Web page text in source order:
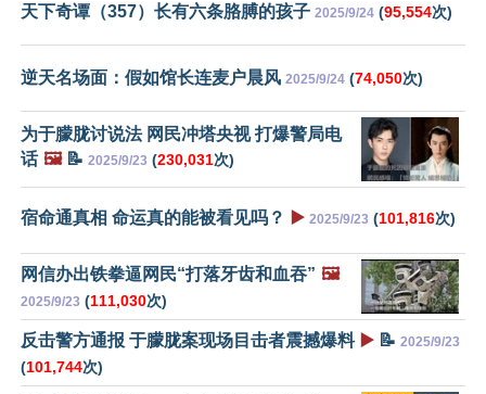
天下奇谭（357）长有六条胳膊的孩子 2025/9/24 (95,554次)
逆天名场面：假如馆长连麦户晨风 2025/9/24 (74,050次)
为于朦胧讨说法 网民冲塔央视 打爆警局电
话 🖼️📝 2025/9/23 (230,031次)
宿命通真相 命运真的能被看见吗？ ▶️ 2025/9/23 (101,816次)
网信办出铁拳逼网民“打落牙齿和血吞” 🖼️
2025/9/23 (111,030次)
反击警方通报 于朦胧案现场目击者震撼爆料 ▶️ 📝 2025/9/23
(101,744次)